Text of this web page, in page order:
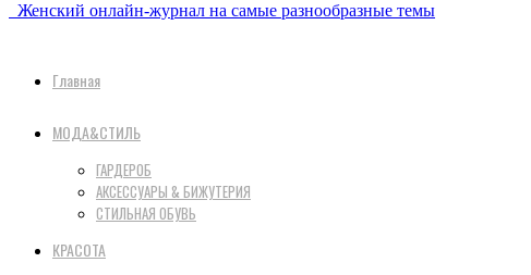
Женский онлайн-журнал на самые разнообразные темы
Главная
МОДА&СТИЛЬ
ГАРДЕРОБ
АКСЕССУАРЫ & БИЖУТЕРИЯ
СТИЛЬНАЯ ОБУВЬ
КРАСОТА